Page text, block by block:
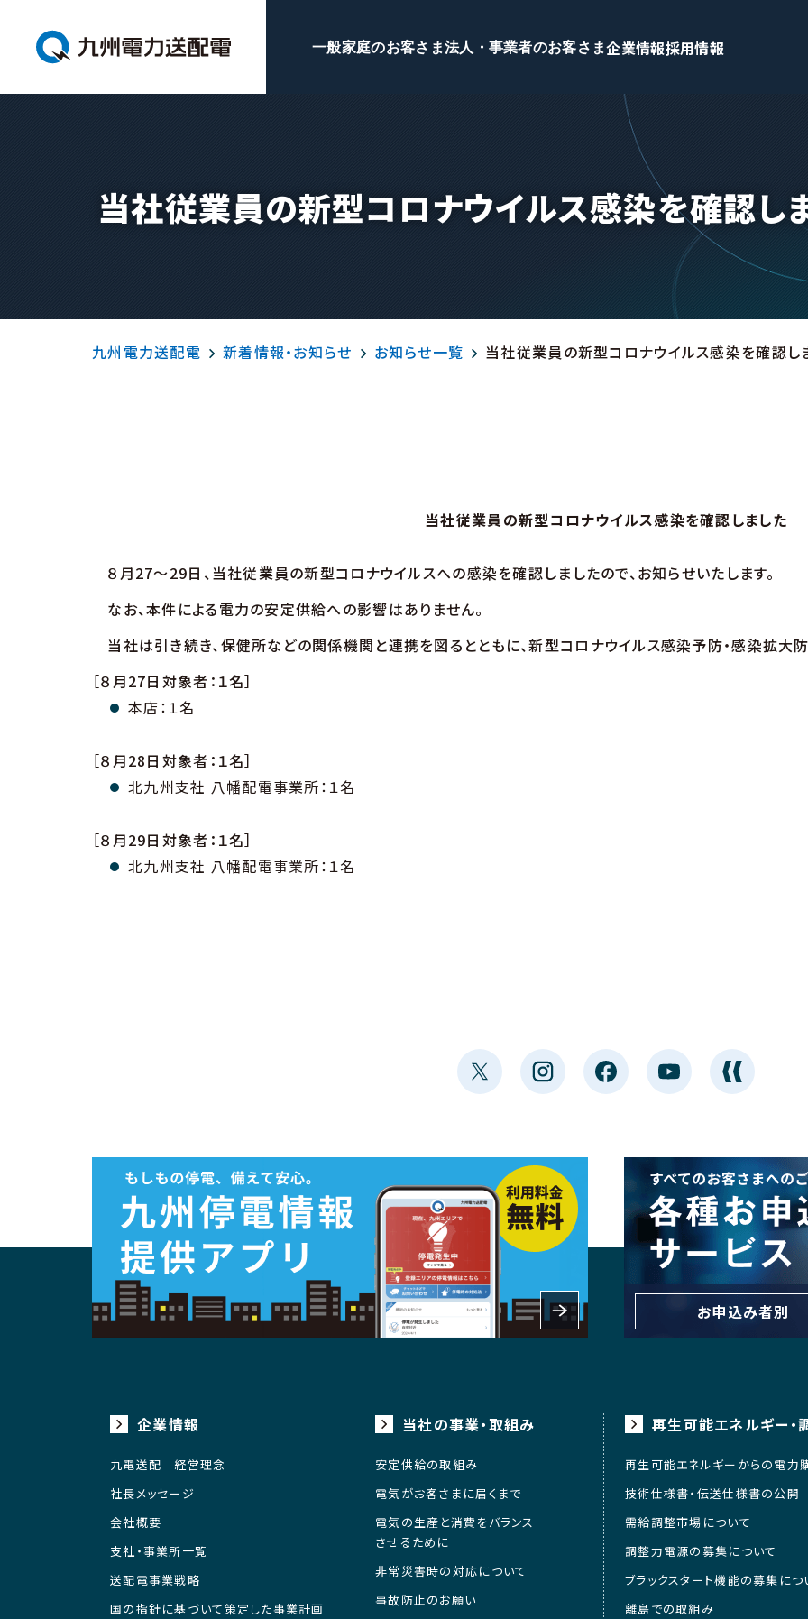
一般家庭のお客さま法人・事業者のお客さま企業情報採用情報
当社従業員の新型コロナウイルス感染を確認し
九州電力送配電 新着情報・お知らせ お知らせ一覧 当社従業員の新型コロナウイルス感染を確認し
当社従業員の新型コロナウイルス感染を確認しました
８月27～29日、当社従業員の新型コロナウイルスへの感染を確認しましたので、お知らせいたします。
なお、本件による電力の安定供給への影響はありません。
当社は引き続き、保健所などの関係機関と連携を図るとともに、新型コロナウイルス感染予防・感染拡大
［８月27日対象者：１名］
本店：１名
［８月28日対象者：１名］
北九州支社 八幡配電事業所：１名
［８月29日対象者：１名］
北九州支社 八幡配電事業所：１名
お申込み者別
企業情報
九電送配 経営理念
社長メッセージ
会社概要
支社・事業所一覧
送配電事業戦略
国の指針に基づいて策定した事業計画
当社の事業・取組み
安定供給の取組み
電気がお客さまに届くまで
電気の生産と消費をバランス
させるために
非常災害時の対応について
事故防止のお願い
再生可能エネルギー・
再生可能エネルギーからの電力
技術仕様書・伝送仕様書の公開
需給調整市場について
調整力電源の募集について
ブラックスタート機能の募集につ
離島での取組み